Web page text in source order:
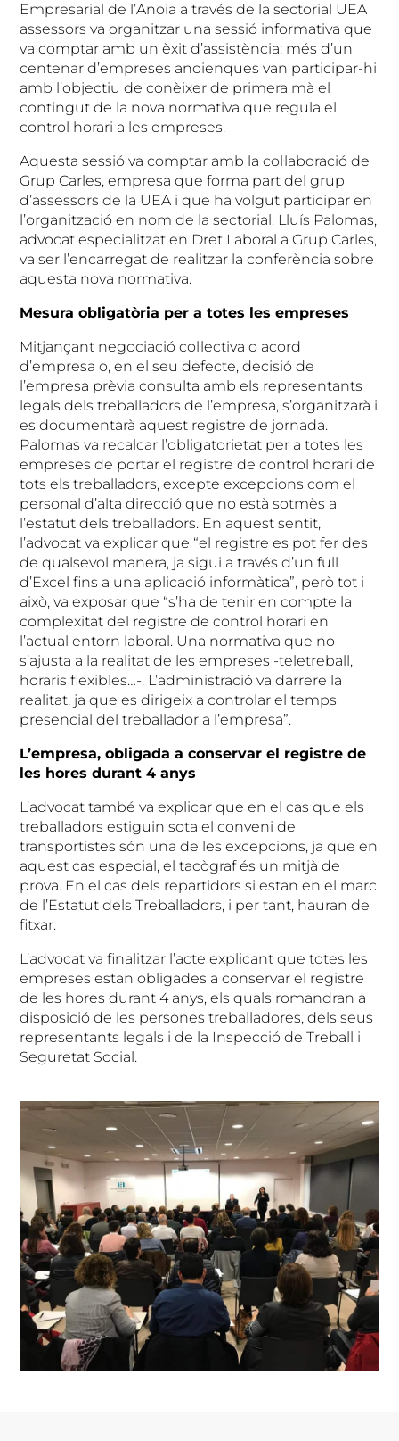
Empresarial de l’Anoia a través de la sectorial UEA
assessors va organitzar una sessió informativa que
va comptar amb un èxit d’assistència: més d’un
centenar d’empreses anoienques van participar-hi
amb l’objectiu de conèixer de primera mà el
contingut de la nova normativa que regula el
control horari a les empreses.
Aquesta sessió va comptar amb la col·laboració de
Grup Carles, empresa que forma part del grup
d’assessors de la UEA i que ha volgut participar en
l’organització en nom de la sectorial. Lluís Palomas,
advocat especialitzat en Dret Laboral a Grup Carles,
va ser l’encarregat de realitzar la conferència sobre
aquesta nova normativa.
Mesura obligatòria per a totes les empreses
Mitjançant negociació col·lectiva o acord
d’empresa o, en el seu defecte, decisió de
l’empresa prèvia consulta amb els representants
legals dels treballadors de l’empresa, s’organitzarà i
es documentarà aquest registre de jornada.
Palomas va recalcar l’obligatorietat per a totes les
empreses de portar el registre de control horari de
tots els treballadors, excepte excepcions com el
personal d’alta direcció que no està sotmès a
l’estatut dels treballadors. En aquest sentit,
l’advocat va explicar que “el registre es pot fer des
de qualsevol manera, ja sigui a través d’un full
d’Excel fins a una aplicació informàtica”, però tot i
això, va exposar que “s’ha de tenir en compte la
complexitat del registre de control horari en
l’actual entorn laboral. Una normativa que no
s’ajusta a la realitat de les empreses -teletreball,
horaris flexibles…-. L’administració va darrere la
realitat, ja que es dirigeix a controlar el temps
presencial del treballador a l’empresa”.
L’empresa, obligada a conservar el registre de
les hores durant 4 anys
L’advocat també va explicar que en el cas que els
treballadors estiguin sota el conveni de
transportistes són una de les excepcions, ja que en
aquest cas especial, el tacògraf és un mitjà de
prova. En el cas dels repartidors si estan en el marc
de l’Estatut dels Treballadors, i per tant, hauran de
fitxar.
L’advocat va finalitzar l’acte explicant que totes les
empreses estan obligades a conservar el registre
de les hores durant 4 anys, els quals romandran a
disposició de les persones treballadores, dels seus
representants legals i de la Inspecció de Treball i
Seguretat Social.